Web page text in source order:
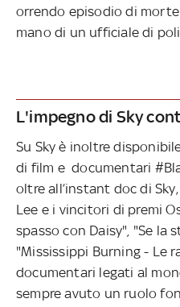
orrendo episodio di
mano di un ufficiale di
L'impegno di Sky
Su Sky è inoltre
di film e documentari
oltre all’instant doc di
Lee e i vincitori di premi
spasso con Daisy" "Se la
"Mississippi Burning - Le
documentari legati al
sempre avuto un ruolo